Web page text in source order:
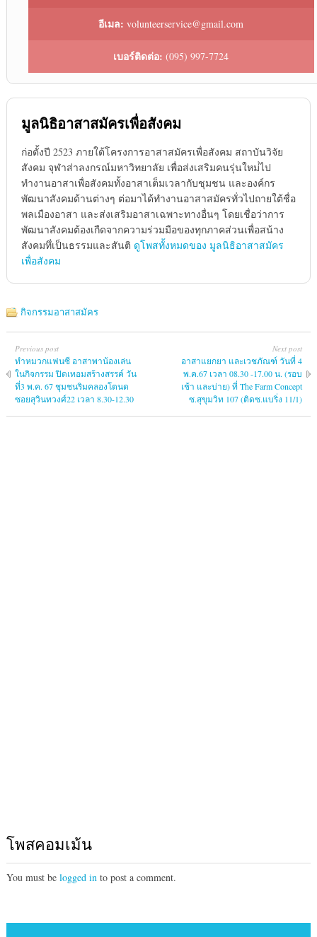
อีเมล: volunteerservice@gmail.com
เบอร์ติดต่อ: (095) 997-7724
มูลนิธิอาสาสมัครเพื่อสังคม
ก่อตั้งปี 2523 ภายใต้โครงการอาสาสมัครเพื่อสังคม สถาบันวิจัย
สังคม จุฬาส่าลงกรณ์มหาวิทยาลัย เพื่อส่งเสริมคนรุ่นใหม่่ไป
ทำงานอาสาเพื่อสังคมทั้งอาสาเต็มเวลากับชุมชน และองค์กร
พัฒนาสังคมด้านต่างๆ ต่อมาได้ทำงานอาสาสมัครทั่วไปถายใต้ชื่อ
พลเมืองอาสา และส่งเสริมอาสาเฉพาะทางอื่นๆ โดยเชื่อว่าการ
พัฒนาสังคมต้องเกืดจากความร่วมมือของทุกภาคส่วนเพื่อสน้าง
สังคมทึ่เป็นธรรมและสันติ ดูโพสทั้งหมดของ มูลนิธิอาสาสมัคร
เพื่อสังคม
กิจกรรมอาสาสมัคร
Previous post
ทำหมวกแฟนซี อาสาพาน้องเล่น
ในกิจกรรม ปิดเทอมสร้างสรรค์ วัน
ที่3 พ.ค. 67 ชุมชนริมคลองโตนด
ซอยสุวินทวงศ์22 เวลา 8.30-12.30
Next post
อาสาแยกยา และเวชภัณฑ์ วันที่ 4
พ.ค.67 เวลา 08.30 -17.00 น. (รอบ
เช้า และบ่าย) ที่ The Farm Concept
ซ.สุขุมวิท 107 (ติดซ.แบริ่ง 11/1)
โพสคอมเม้น
You must be logged into post a comment.